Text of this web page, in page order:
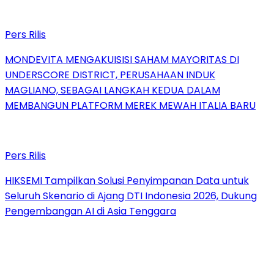
Pers Rilis
MONDEVITA MENGAKUISISI SAHAM MAYORITAS DI
UNDERSCORE DISTRICT, PERUSAHAAN INDUK
MAGLIANO, SEBAGAI LANGKAH KEDUA DALAM
MEMBANGUN PLATFORM MEREK MEWAH ITALIA BARU
Pers Rilis
HIKSEMI Tampilkan Solusi Penyimpanan Data untuk
Seluruh Skenario di Ajang DTI Indonesia 2026, Dukung
Pengembangan AI di Asia Tenggara